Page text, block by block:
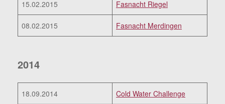
15.02.2015 Fasnacht Riegel
08.02.2015 Fasnacht Merdingen
2014
18.09.2014 Cold Water Challenge